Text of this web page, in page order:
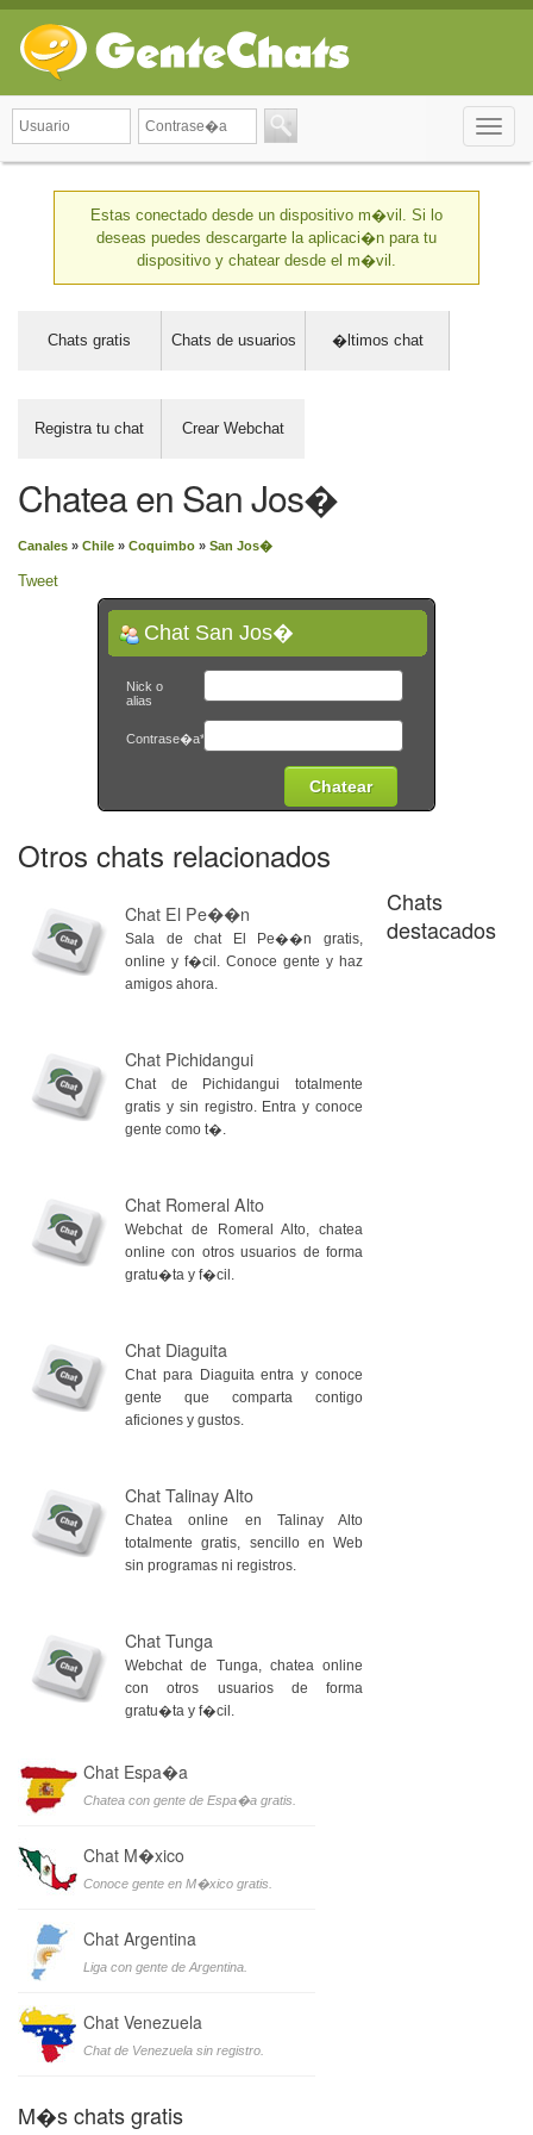
Toggle
Estas conectado desde un dispositivo m�vil. Si lo
deseas puedes descargarte la aplicaci�n para tu
dispositivo y chatear desde el m�vil.
Chats gratis Chats de usuarios �ltimos chat
Registra tu chat Crear Webchat
Chatea en San Jos�
Canales » Chile » Coquimbo » San Jos�
Tweet
Chat San Jos�
Nick o
alias
Contrase�a*
Otros chats relacionados
Chat El Pe��n
Sala de chat El Pe��n gratis,
online y f�cil. Conoce gente y haz
amigos ahora.
Chat Pichidangui
Chat de Pichidangui totalmente
gratis y sin registro. Entra y conoce
gente como t�.
Chat Romeral Alto
Webchat de Romeral Alto, chatea
online con otros usuarios de forma
gratu�ta y f�cil.
Chat Diaguita
Chat para Diaguita entra y conoce
gente que comparta contigo
aficiones y gustos.
Chat Talinay Alto
Chatea online en Talinay Alto
totalmente gratis, sencillo en Web
sin programas ni registros.
Chat Tunga
Webchat de Tunga, chatea online
con otros usuarios de forma
gratu�ta y f�cil.
Chats
destacados
Chat Espa�a
Chatea con gente de Espa�a gratis.
Chat M�xico
Conoce gente en M�xico gratis.
Chat Argentina
Liga con gente de Argentina.
Chat Venezuela
Chat de Venezuela sin registro.
M�s chats gratis